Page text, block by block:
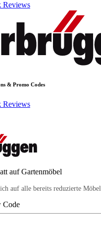
Reviews
& Promo Codes
Reviews
auf Gartenmöbel
auf alle bereits reduzierte Möbel.
Code